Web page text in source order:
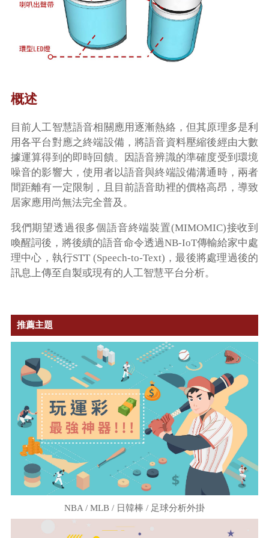
概述
目前人工智慧語音相關應用逐漸熱絡，但其原理多是利
用各平台對應之終端設備，將語音資料壓縮後經由大數
據運算得到的即時回饋。因語音辨識的準確度受到環境
噪音的影響大，使用者以語音與終端設備溝通時，兩者
間距離有一定限制，且目前語音助裡的價格高昂，導致
居家應用尚無法完全普及。
我們期望透過很多個語音終端裝置(MIMOMIC)接收到
喚醒詞後，將後續的語音命令透過NB-IoT傳輸給家中處
理中心，執行STT (Speech-to-Text)，最後將處理過後的
訊息上傳至自製或現有的人工智慧平台分析。
推薦主題
NBA / MLB / 日韓棒 / 足球分析外掛